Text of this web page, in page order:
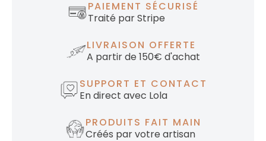
PAIEMENT SÉCURISÉ
Traité par Stripe
LIVRAISON OFFERTE
A partir de 150€ d'achat
SUPPORT ET CONTACT
En direct avec Lola
PRODUITS FAIT MAIN
Créés par votre artisan